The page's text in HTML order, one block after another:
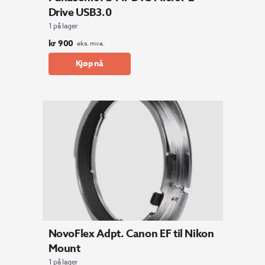
Drive USB3.0
1 på lager
kr900 eks. mva.
Kjøp nå
NovoFlex Adpt. Canon EF til Nikon
Mount
1 på lager